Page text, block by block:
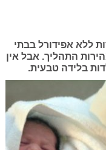
יולדות ללא אפידורל בבתי
התהליך. אבל אין
בלידה טבעית.